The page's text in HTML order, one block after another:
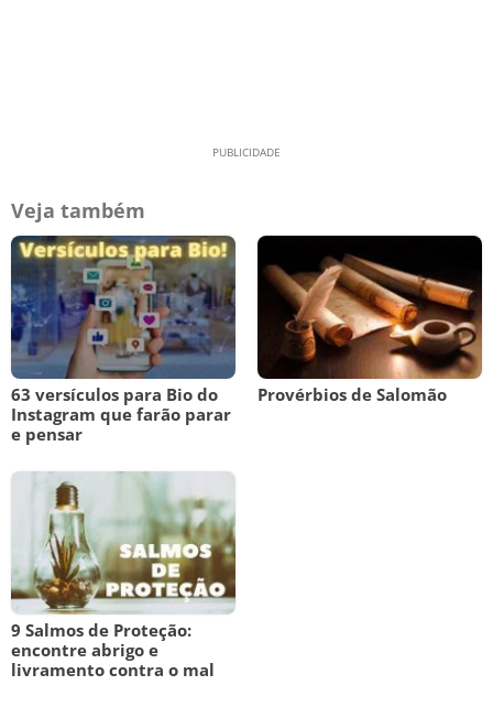
Veja também
63 versículos para Bio do
Instagram que farão parar
e pensar
Provérbios de Salomão
9 Salmos de Proteção:
encontre abrigo e
livramento contra o mal